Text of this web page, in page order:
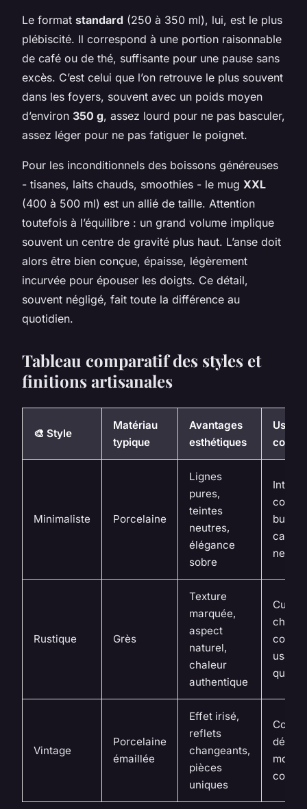
Le format standard (250 à 350 ml), lui, est le plus
plébiscité. Il correspond à une portion raisonnable
de café ou de thé, suffisante pour une pause sans
excès. C’est celui que l’on retrouve le plus souvent
dans les foyers, souvent avec un poids moyen
d’environ 350 g, assez lourd pour ne pas basculer,
assez léger pour ne pas fatiguer le poignet.
Pour les inconditionnels des boissons généreuses
- tisanes, laits chauds, smoothies - le mug XXL
(400 à 500 ml) est un allié de taille. Attention
toutefois à l’équilibre : un grand volume implique
souvent un centre de gravité plus haut. L’anse doit
alors être bien conçue, épaisse, légèrement
incurvée pour épouser les doigts. Ce détail,
souvent négligé, fait toute la différence au
quotidien.
Tableau comparatif des styles et
finitions artisanales
🎨 Style
Matériau
typique
Avantages
esthétiques
Usage
Minimaliste Porcelaine
Lignes
pures,
teintes
neutres,
élégance
sobre
neutre
Rustique Grès
Texture
marquée,
aspect
naturel,
chaleur
authentique
usage
Vintage
Porcelaine
émaillée
Effet irisé,
reflets
changeants,
pièces
uniques
déco